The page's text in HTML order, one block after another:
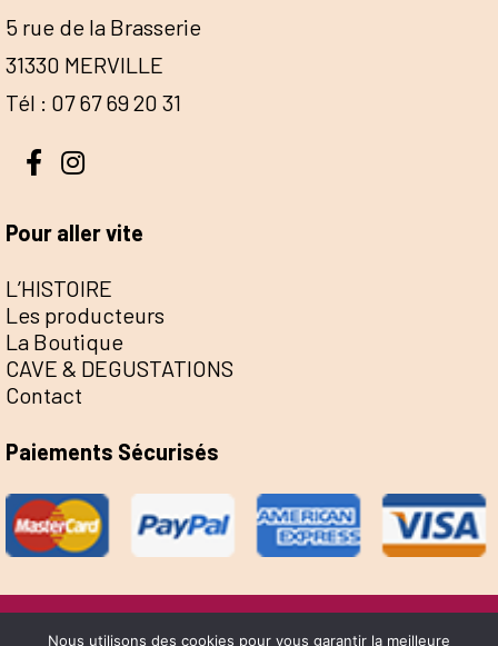
5 rue de la Brasserie
31330 MERVILLE
Tél : 07 67 69 20 31
Pour aller vite
L’HISTOIRE
Les producteurs
La Boutique
CAVE & DEGUSTATIONS
Contact
Paiements Sécurisés
@Escale de la Save 2022 - Réalisation Sophie
Nous utilisons des cookies pour vous garantir la meilleure